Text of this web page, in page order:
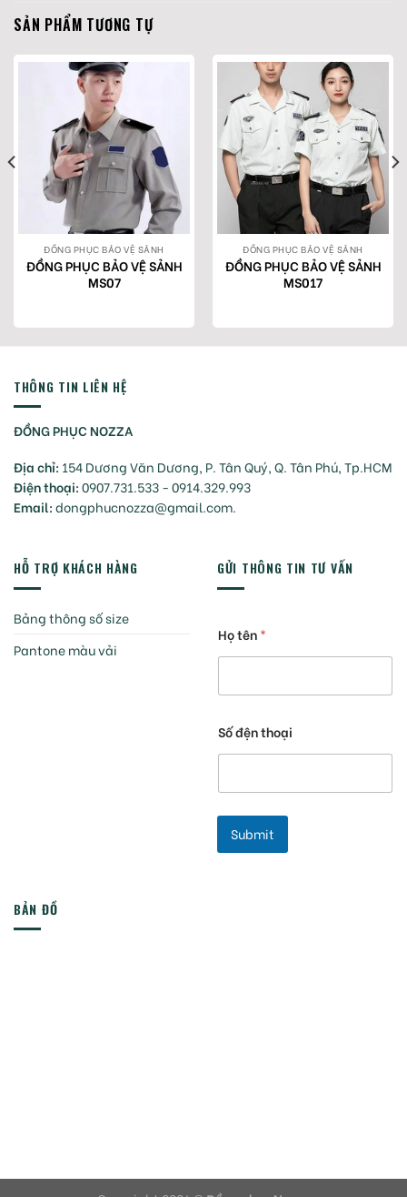
SẢN PHẨM TƯƠNG TỰ
ĐỒNG PHỤC BẢO VỆ SẢNH
ĐỒNG PHỤC BẢO VỆ SẢNH
MS07
ĐỒNG PHỤC BẢO VỆ SẢNH
ĐỒNG PHỤC BẢO VỆ SẢNH
MS017
THÔNG TIN LIÊN HỆ
ĐỒNG PHỤC NOZZA
Địa chỉ: 154 Dương Văn Dương, P. Tân Quý, Q. Tân Phú, Tp.HCM
Điện thoại:0907.731.533 - 0914.329.993
Email:dongphucnozza@gmail.com.
HỖ TRỢ KHÁCH HÀNG
Bảng thông số size
Pantone màu vải
GỬI THÔNG TIN TƯ VẤN
Họ tên*
Số đện thoại
Submit
BẢN ĐỒ